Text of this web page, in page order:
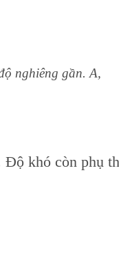
nghiêng gần. A,
khó còn phụ